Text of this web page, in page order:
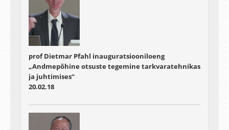
prof Dietmar Pfahl inauguratsiooniloeng
„Andmepõhine otsuste tegemine tarkvaratehnikas
ja juhtimises“
20.02.18